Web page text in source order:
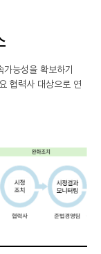
능성을 확보하기
협력사 대상으로 연